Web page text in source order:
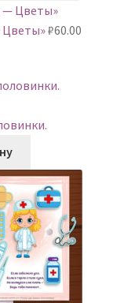
Цветы»₽60.00